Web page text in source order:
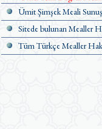
Ümit Şimşek Meali Sunuş
Sitede bulunan Mealler
Tüm Türkçe Mealler